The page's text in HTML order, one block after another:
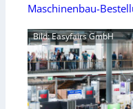
Maschinenbau-
Bild: Easyfairs GmbH